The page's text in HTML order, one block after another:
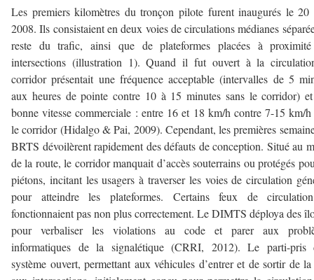
Les premiers kilomètres du tronçon pilote furent inaugurés le 20
2008. Ils consistaient en deux voies de circulations médianes
reste du trafic, ainsi que de plateformes placées à
intersections (illustration 1). Quand il fut ouvert à la
corridor présentait une fréquence acceptable (intervalles de 5
aux heures de pointe contre 10 à 15 minutes sans le corridor)
bonne vitesse commerciale : entre 16 et 18 km/h contre 7-15 km/h
le corridor (Hidalgo & Pai, 2009). Cependant, les premières
BRTS dévoilèrent rapidement des défauts de conception. Situé au
de la route, le corridor manquait d’accès souterrains ou protégés
piétons, incitant les usagers à traverser les voies de circulation
pour atteindre les plateformes. Certains feux de
fonctionnaient pas non plus correctement. Le DIMTS déploya des
pour verbaliser les violations au code et parer aux
informatiques de la signalétique (CRRI, 2012). Le parti-pris
système ouvert, permettant aux véhicules d’entrer et de sortir de